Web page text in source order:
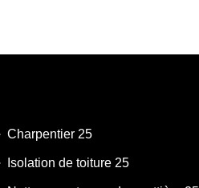
Charpentier 25
Isolation de toiture 25